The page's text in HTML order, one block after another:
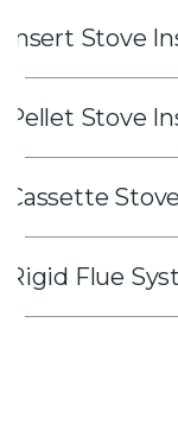
Insert Stove
Pellet Stove
Cassette
Rigid Flue